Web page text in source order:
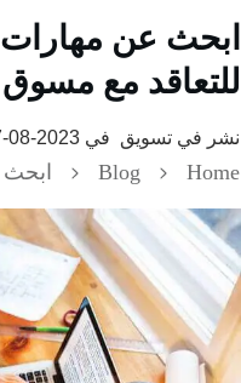
عن مهارات
مع مسوق
في تسويقفي 2023-08-17
Blog